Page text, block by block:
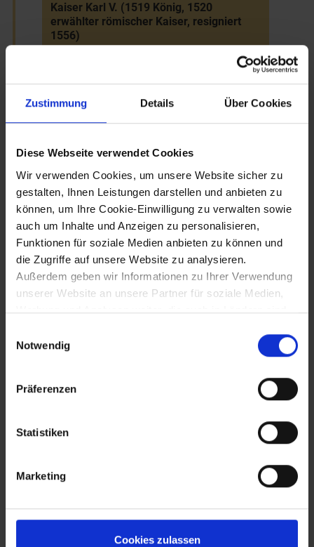
Zustimmung Details Über Cookies
Diese Webseite verwendet Cookies
Wir verwenden Cookies, um unsere Website sicher zu
gestalten, Ihnen Leistungen darstellen und anbieten zu
können, um Ihre Cookie-Einwilligung zu verwalten sowie
auch um Inhalte und Anzeigen zu personalisieren,
Funktionen für soziale Medien anbieten zu können und
die Zugriffe auf unsere Website zu analysieren.
Außerdem geben wir Informationen zu Ihrer Verwendung
unserer Website an unsere Partner für soziale Medien,
Werbung und Analysen weiter, die auch in Ländern sind,
gegeben ist, und in denen Sie Ihre Rechte uU nicht
effektiv durchsetzen können. Unsere Partner führen
diese Informationen möglicherweise mit weiteren Daten
zusammen, die Sie ihnen bereitgestellt haben oder die
haben.
Notwendig
Präferenzen
Statistiken
Marketing
Cookies zulassen
Kaiser Karl V. (1519 König, 1520
erwählter römischer Kaiser, resigniert
1556)
29.4.1521
Wormser Vertrag: Erzherzog Ferdinand I.
Erbländern
22.4.1522
Beschluss eines Feldzugs gegen die
Osmanen auf dem Landtag in Wiener
Neustadt
29.8.1526
Schlacht von Mohacs: Niederlage der
26.9.1529 bis 14.10.1529
Verwüstungen in Niederösterreich